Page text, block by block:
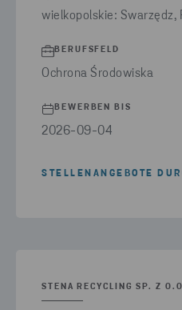
wielkopolskie: Swarzędz,
BERUFSFELD
Ochrona Środowiska
BEWERBEN BIS
2026-09-04
STELLENANGEBOTE
STENA RECYCLING SP. Z